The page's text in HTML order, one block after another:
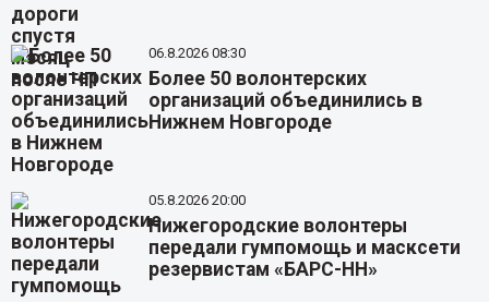
06.8.2026 08:30
Более 50 волонтерских
организаций объединились в
Нижнем Новгороде
05.8.2026 20:00
Нижегородские волонтеры
передали гумпомощь и масксети
резервистам «БАРС-НН»